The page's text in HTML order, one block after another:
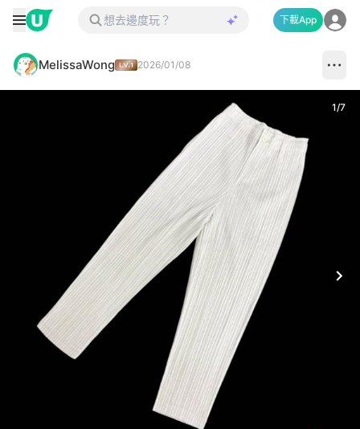
下載App
MelissaWong 2026/01/08
1/7